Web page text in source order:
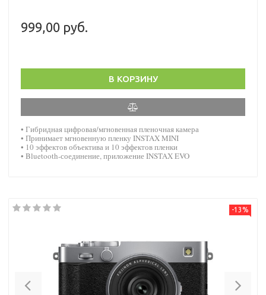
999,00 руб.
В КОРЗИНУ
• Гибридная цифровая/мгновенная пленочная камера
• Принимает мгновенную пленку INSTAX MINI
• 10 эффектов объектива и 10 эффектов пленки
• Bluetooth-соединение, приложение INSTAX EVO
Previous
-13%